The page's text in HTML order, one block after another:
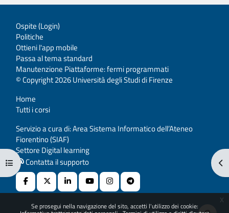
Se prosegui nella navigazione del sito, accetti l'utilizzo dei cookie:
x
Apri indice del corso
Ospite (Login)
Politiche
Ottieni l'app mobile
Passa al tema standard
Manutenzione Piattaforme: fermi programmati
© Copyright 2026 Università degli Studi di Firenze
Home
Tutti i corsi
Servizio a cura di: Area Sistema Informatico dell’Ateneo
Fiorentino (SIAF)
Settore Digital learning
Contatta il supporto